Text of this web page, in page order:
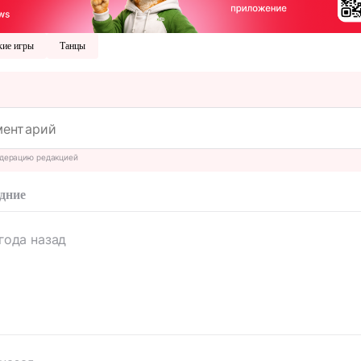
игры Танцы
редакцией
назад